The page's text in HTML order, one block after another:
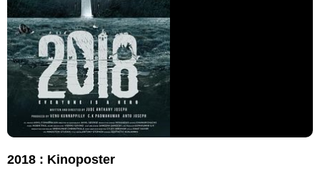
2018 : Kinoposter